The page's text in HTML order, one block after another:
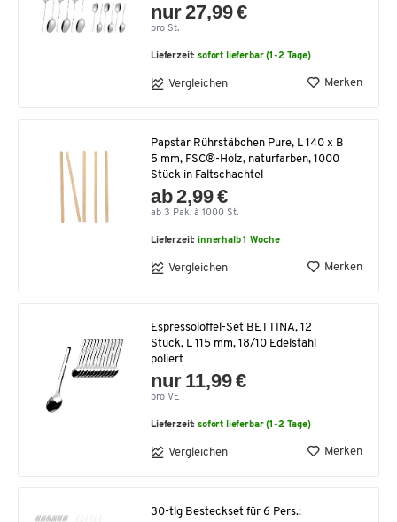
nur 27,99 €
pro St.
Lieferzeit:sofort lieferbar (1-2 Tage)
Vergleichen Merken
Papstar Rührstäbchen Pure, L 140 x B
5 mm, FSC®-Holz, naturfarben, 1000
Stück in Faltschachtel
ab 2,99 €
ab 3 Pak. à 1000 St.
Lieferzeit:innerhalb 1 Woche
Vergleichen Merken
Espressolöffel-Set BETTINA, 12
Stück, L 115 mm, 18/10 Edelstahl
poliert
nur 11,99 €
pro VE
Lieferzeit:sofort lieferbar (1-2 Tage)
Vergleichen Merken
30-tlg Besteckset für 6 Pers.: